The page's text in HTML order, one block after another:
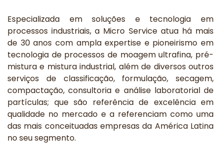
Especializada em soluções e tecnologia em
processos industriais, a Micro Service atua há mais
de 30 anos com ampla expertise e pioneirismo em
tecnologia de processos de moagem ultrafina, pré-
mistura e mistura industrial, além de diversos outros
serviços de classificação, formulação, secagem,
compactação, consultoria e análise laboratorial de
partículas; que são referência de excelência em
qualidade no mercado e a referenciam como uma
das mais conceituadas empresas da América Latina
no seu segmento.